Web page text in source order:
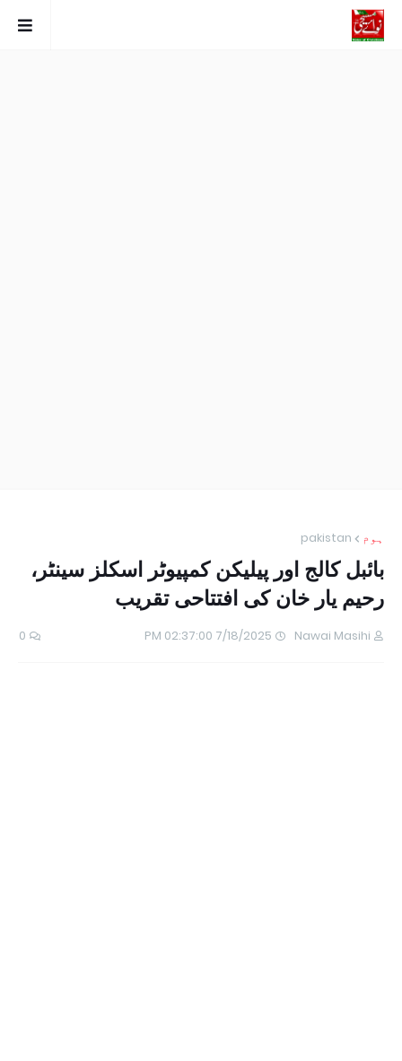
ہوم pakistan
بائبل کالج اور پیلیکن کمپیوٹر اسکلز سینٹر،
رحیم یار خان کی افتتاحی تقریب
Nawai Masihi
7/18/2025 02:37:00 PM
0